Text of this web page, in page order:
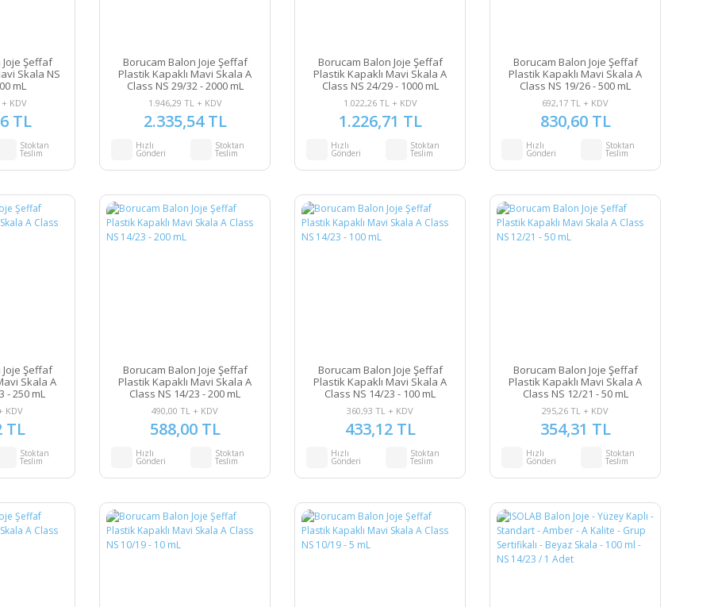
Şeffaf
Skala NS
mL
KDV
TL
Stoktan
Teslim
Borucam Balon Joje Şeffaf
Plastik Kapaklı Mavi Skala A
Class NS 29/32 - 2000 mL
1.946,29 TL + KDV
2.335,54 TL
Hızlı
Gönderi
Stoktan
Teslim
Borucam Balon Joje Şeffaf
Plastik Kapaklı Mavi Skala A
Class NS 24/29 - 1000 mL
1.022,26 TL + KDV
1.226,71 TL
Hızlı
Gönderi
Stoktan
Teslim
Borucam Balon Joje Şeffaf
Plastik Kapaklı Mavi Skala A
Class NS 19/26 - 500 mL
692,17 TL + KDV
830,60 TL
Hızlı
Gönderi
Stoktan
Teslim
Şeffaf
Skala A
- 250 mL
KDV
TL
Stoktan
Teslim
Borucam Balon Joje Şeffaf
Plastik Kapaklı Mavi Skala A
Class NS 14/23 - 200 mL
490,00 TL + KDV
588,00 TL
Hızlı
Gönderi
Stoktan
Teslim
Borucam Balon Joje Şeffaf
Plastik Kapaklı Mavi Skala A
Class NS 14/23 - 100 mL
360,93 TL + KDV
433,12 TL
Hızlı
Gönderi
Stoktan
Teslim
Borucam Balon Joje Şeffaf
Plastik Kapaklı Mavi Skala A
Class NS 12/21 - 50 mL
295,26 TL + KDV
354,31 TL
Hızlı
Gönderi
Stoktan
Teslim